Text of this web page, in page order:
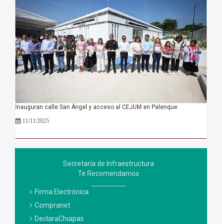
Inauguran calle San Ángel y acceso al CEJUM en Palenque
11/11/2025
Secretaría de Infraestructura
Te Recomendamos
Firma Electrónica
Compranet
DeclaraChiapas